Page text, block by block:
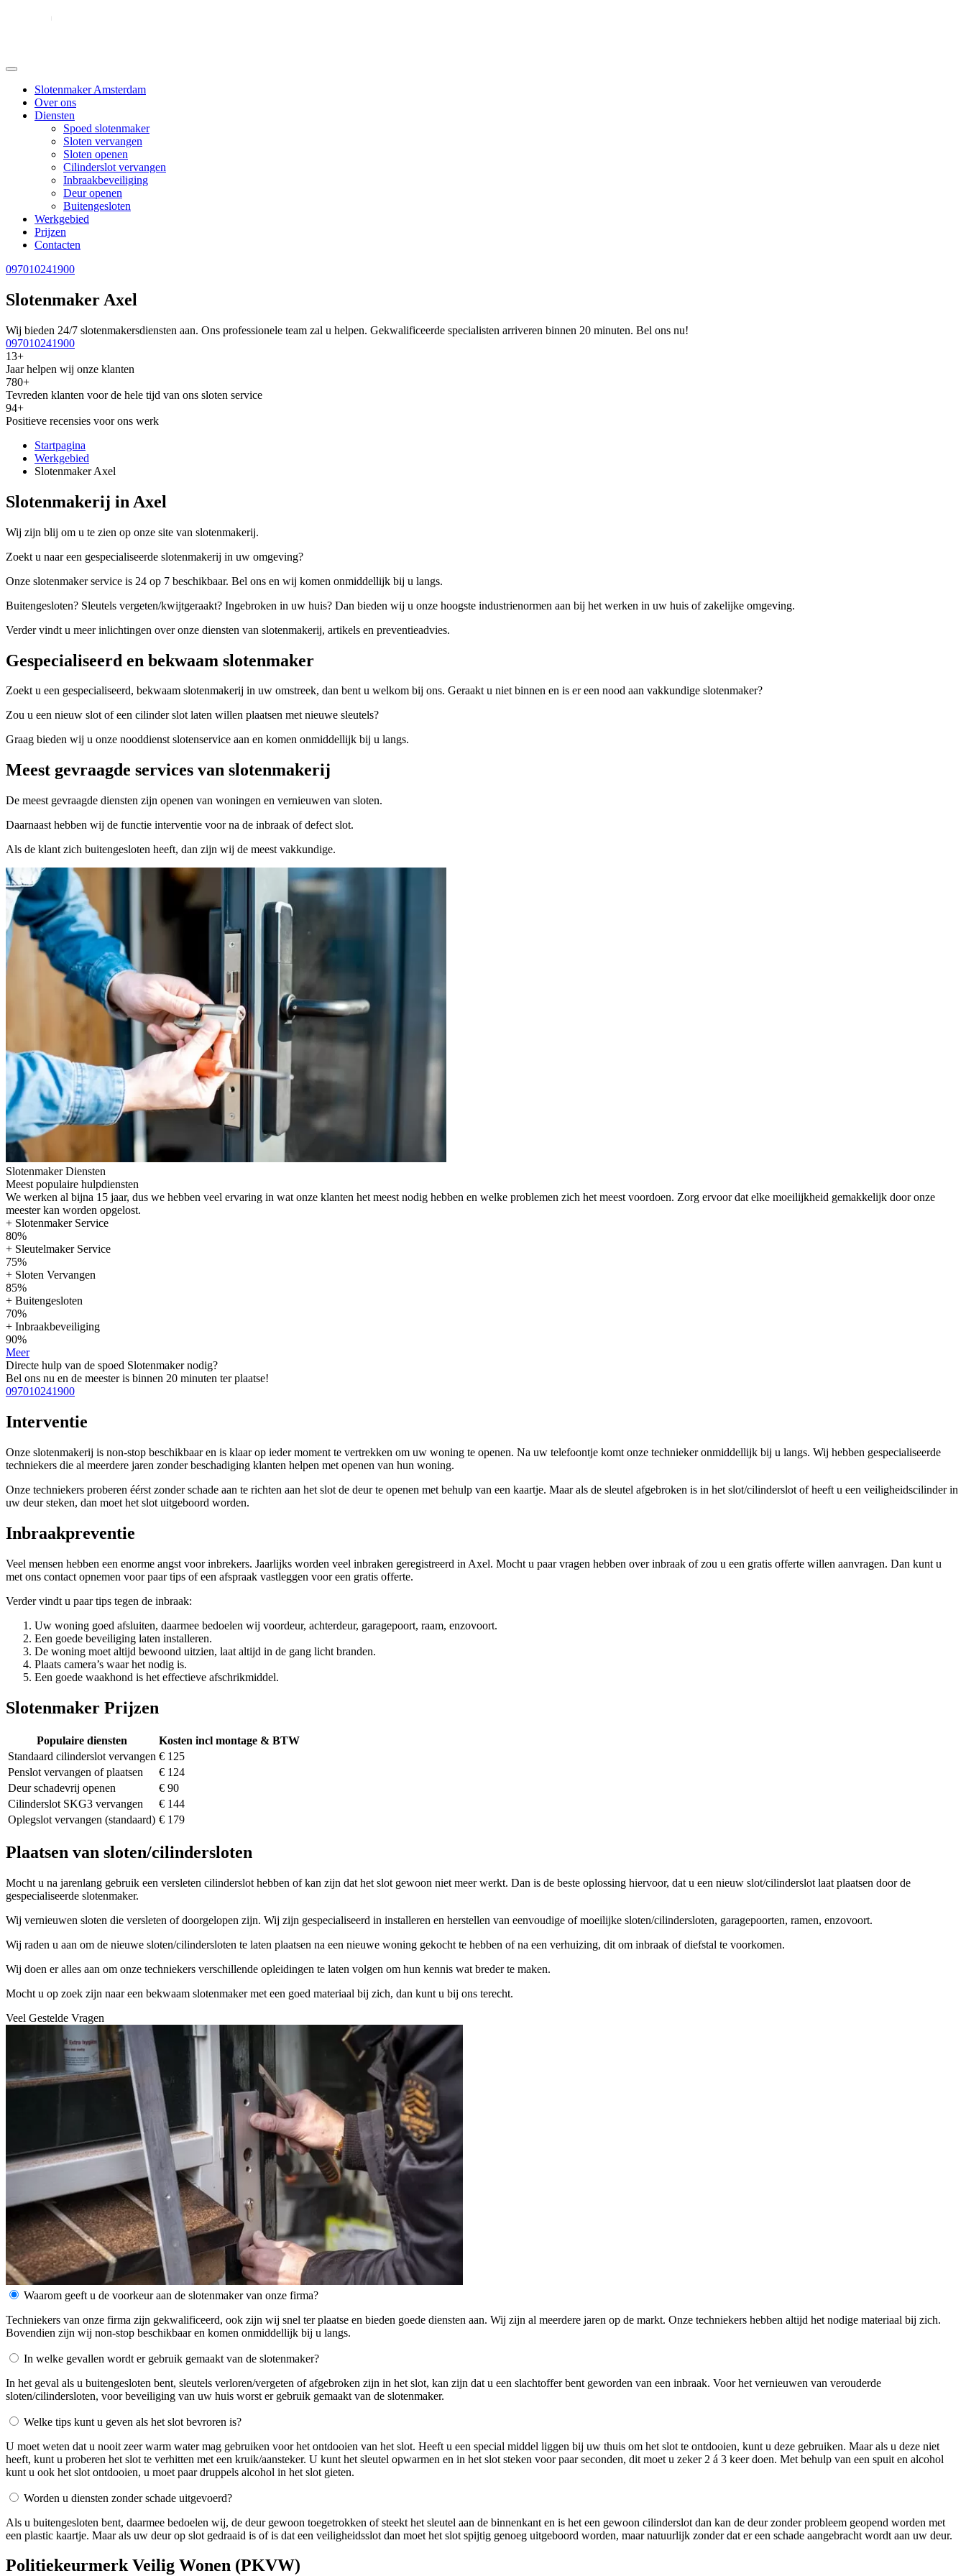
Slotenmaker Amsterdam
Over ons
Diensten
Spoed slotenmaker
Sloten vervangen
Sloten openen
Cilinderslot vervangen
Inbraakbeveiliging
Deur openen
Buitengesloten
Werkgebied
Prijzen
Contacten
097010241900
Slotenmaker Axel
Wij bieden 24/7 slotenmakersdiensten aan. Ons professionele team zal u helpen. Gekwalificeerde specialisten arriveren binnen 20 minuten. Bel ons nu!
097010241900
13+
Jaar helpen wij onze klanten
780+
Tevreden klanten voor de hele tijd van ons sloten service
94+
Positieve recensies voor ons werk
Startpagina
Werkgebied
Slotenmaker Axel
Slotenmakerij in Axel
Wij zijn blij om u te zien op onze site van slotenmakerij.
Zoekt u naar een gespecialiseerde slotenmakerij in uw omgeving?
Onze slotenmaker service is 24 op 7 beschikbaar. Bel ons en wij komen onmiddellijk bij u langs.
Buitengesloten? Sleutels vergeten/kwijtgeraakt? Ingebroken in uw huis? Dan bieden wij u onze hoogste industrienormen aan bij het werken in uw huis of zakelijke omgeving.
Verder vindt u meer inlichtingen over onze diensten van slotenmakerij, artikels en preventieadvies.
Gespecialiseerd en bekwaam slotenmaker
Zoekt u een gespecialiseerd, bekwaam slotenmakerij in uw omstreek, dan bent u welkom bij ons. Geraakt u niet binnen en is er een nood aan vakkundige slotenmaker?
Zou u een nieuw slot of een cilinder slot laten willen plaatsen met nieuwe sleutels?
Graag bieden wij u onze nooddienst slotenservice aan en komen onmiddellijk bij u langs.
Meest gevraagde services van slotenmakerij
De meest gevraagde diensten zijn openen van woningen en vernieuwen van sloten.
Daarnaast hebben wij de functie interventie voor na de inbraak of defect slot.
Als de klant zich buitengesloten heeft, dan zijn wij de meest vakkundige.
Slotenmaker Diensten
Meest populaire hulpdiensten
We werken al bijna 15 jaar, dus we hebben veel ervaring in wat onze klanten het meest nodig hebben en welke problemen zich het meest voordoen. Zorg ervoor dat elke moeilijkheid gemakkelijk door onze
meester kan worden opgelost.
+ Slotenmaker Service
80%
+ Sleutelmaker Service
75%
+ Sloten Vervangen
85%
+ Buitengesloten
70%
+ Inbraakbeveiliging
90%
Meer
Directe hulp van de spoed Slotenmaker nodig?
Bel ons nu en de meester is binnen 20 minuten ter plaatse!
097010241900
Interventie
Onze slotenmakerij is non-stop beschikbaar en is klaar op ieder moment te vertrekken om uw woning te openen. Na uw telefoontje komt onze technieker onmiddellijk bij u langs. Wij hebben gespecialiseerde
techniekers die al meerdere jaren zonder beschadiging klanten helpen met openen van hun woning.
Onze techniekers proberen éérst zonder schade aan te richten aan het slot de deur te openen met behulp van een kaartje. Maar als de sleutel afgebroken is in het slot/cilinderslot of heeft u een veiligheidscilinder in
uw deur steken, dan moet het slot uitgeboord worden.
Inbraakpreventie
Veel mensen hebben een enorme angst voor inbrekers. Jaarlijks worden veel inbraken geregistreerd in Axel. Mocht u paar vragen hebben over inbraak of zou u een gratis offerte willen aanvragen. Dan kunt u
met ons contact opnemen voor paar tips of een afspraak vastleggen voor een gratis offerte.
Verder vindt u paar tips tegen de inbraak:
Uw woning goed afsluiten, daarmee bedoelen wij voordeur, achterdeur, garagepoort, raam, enzovoort.
Een goede beveiliging laten installeren.
De woning moet altijd bewoond uitzien, laat altijd in de gang licht branden.
Plaats camera’s waar het nodig is.
Een goede waakhond is het effectieve afschrikmiddel.
Slotenmaker Prijzen
Populaire diensten
Kosten incl montage & BTW
Standaard cilinderslot vervangen € 125
Penslot vervangen of plaatsen
€ 124
Deur schadevrij openen
€ 90
Cilinderslot SKG3 vervangen
€ 144
Oplegslot vervangen (standaard) € 179
Plaatsen van sloten/cilindersloten
Mocht u na jarenlang gebruik een versleten cilinderslot hebben of kan zijn dat het slot gewoon niet meer werkt. Dan is de beste oplossing hiervoor, dat u een nieuw slot/cilinderslot laat plaatsen door de
gespecialiseerde slotenmaker.
Wij vernieuwen sloten die versleten of doorgelopen zijn. Wij zijn gespecialiseerd in installeren en herstellen van eenvoudige of moeilijke sloten/cilindersloten, garagepoorten, ramen, enzovoort.
Wij raden u aan om de nieuwe sloten/cilindersloten te laten plaatsen na een nieuwe woning gekocht te hebben of na een verhuizing, dit om inbraak of diefstal te voorkomen.
Wij doen er alles aan om onze techniekers verschillende opleidingen te laten volgen om hun kennis wat breder te maken.
Mocht u op zoek zijn naar een bekwaam slotenmaker met een goed materiaal bij zich, dan kunt u bij ons terecht.
Veel Gestelde Vragen
Waarom geeft u de voorkeur aan de slotenmaker van onze firma?
Techniekers van onze firma zijn gekwalificeerd, ook zijn wij snel ter plaatse en bieden goede diensten aan. Wij zijn al meerdere jaren op de markt. Onze techniekers hebben altijd het nodige materiaal bij zich.
Bovendien zijn wij non-stop beschikbaar en komen onmiddellijk bij u langs.
In welke gevallen wordt er gebruik gemaakt van de slotenmaker?
In het geval als u buitengesloten bent, sleutels verloren/vergeten of afgebroken zijn in het slot, kan zijn dat u een slachtoffer bent geworden van een inbraak. Voor het vernieuwen van verouderde
sloten/cilindersloten, voor beveiliging van uw huis worst er gebruik gemaakt van de slotenmaker.
Welke tips kunt u geven als het slot bevroren is?
U moet weten dat u nooit zeer warm water mag gebruiken voor het ontdooien van het slot. Heeft u een special middel liggen bij uw thuis om het slot te ontdooien, kunt u deze gebruiken. Maar als u deze niet
heeft, kunt u proberen het slot te verhitten met een kruik/aansteker. U kunt het sleutel opwarmen en in het slot steken voor paar seconden, dit moet u zeker 2 á 3 keer doen. Met behulp van een spuit en alcohol
kunt u ook het slot ontdooien, u moet paar druppels alcohol in het slot gieten.
Worden u diensten zonder schade uitgevoerd?
Als u buitengesloten bent, daarmee bedoelen wij, de deur gewoon toegetrokken of steekt het sleutel aan de binnenkant en is het een gewoon cilinderslot dan kan de deur zonder probleem geopend worden met
een plastic kaartje. Maar als uw deur op slot gedraaid is of is dat een veiligheidsslot dan moet het slot spijtig genoeg uitgeboord worden, maar natuurlijk zonder dat er een schade aangebracht wordt aan uw deur.
Politiekeurmerk Veilig Wonen (PKVW)